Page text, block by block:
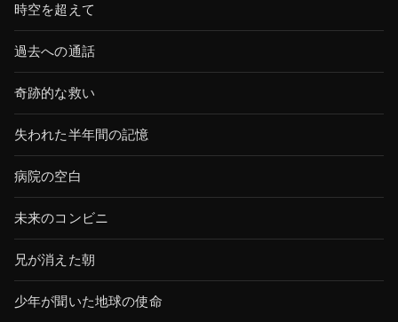
時空を超えて
過去への通話
奇跡的な救い
失われた半年間の記憶
病院の空白
未来のコンビニ
兄が消えた朝
少年が聞いた地球の使命